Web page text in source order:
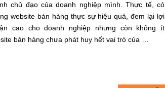
chủ đạo của doanh nghiệp mình. Thực tế, có
website bán hàng thực sự hiệu quả, đem lại lợi
cao cho doanh nghiệp nhưng còn không ít
bán hàng chưa phát huy hết vai trò của …